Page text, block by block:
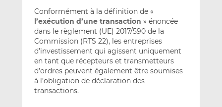
Conformément à la définition de «
l’exécution d’une transaction » énoncée
dans le règlement (UE) 2017/590 de la
Commission (RTS 22), les entreprises
d’investissement qui agissent uniquement
en tant que récepteurs et transmetteurs
d’ordres peuvent également être soumises
à l’obligation de déclaration des
transactions.